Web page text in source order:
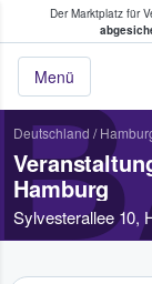
Der Marktplatz für
Menü
Tickets
Deutschland /
Hamburg
Sylvesterallee 10,